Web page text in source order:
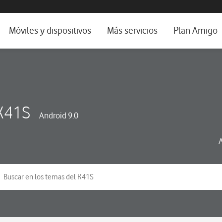
e idioma
Móviles y dispositivos Más servicios Plan Amigo
Android 9.0